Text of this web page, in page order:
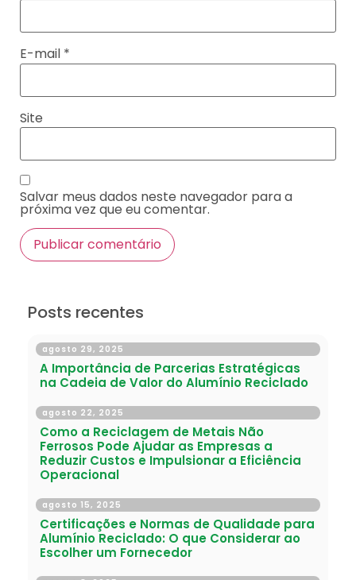
E-mail *
Site
Salvar meus dados neste navegador para a
próxima vez que eu comentar.
Posts recentes
A Importância de Parcerias Estratégicas
na Cadeia de Valor do Alumínio Reciclado
agosto 29, 2025
Como a Reciclagem de Metais Não
Ferrosos Pode Ajudar as Empresas a
Reduzir Custos e Impulsionar a Eficiência
Operacional
agosto 22, 2025
Certificações e Normas de Qualidade para
Alumínio Reciclado: O que Considerar ao
Escolher um Fornecedor
agosto 15, 2025